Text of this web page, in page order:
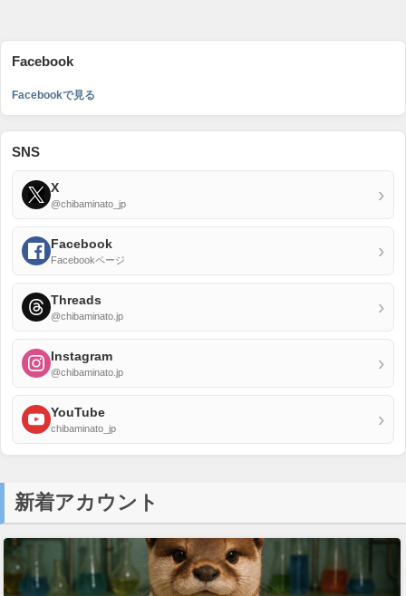
Facebook
Facebookで見る
SNS
X
@chibaminato_jp ›
Facebook
Facebookページ ›
Threads
@chibaminato.jp ›
Instagram
@chibaminato.jp ›
YouTube
chibaminato_jp ›
新着アカウント